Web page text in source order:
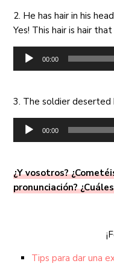
2. He has hair in his
Yes! This hair is hair
Reproductor
00:00
3. The soldier
Reproductor
00:00
¿Y vosotros?
pronunciación?
Tips para dar una